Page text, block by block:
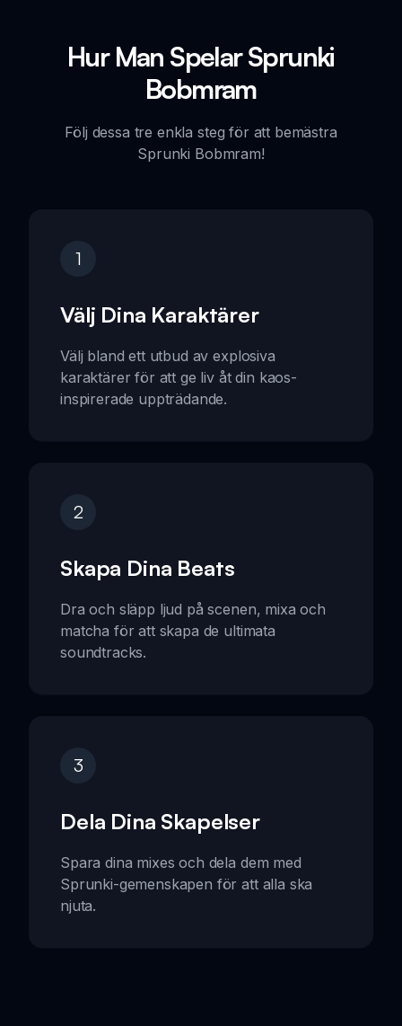
Hur Man Spelar Sprunki
Bobmram
Följ dessa tre enkla steg för att bemästra
Sprunki Bobmram!
1
Välj Dina Karaktärer
Välj bland ett utbud av explosiva
karaktärer för att ge liv åt din kaos-
inspirerade uppträdande.
2
Skapa Dina Beats
Dra och släpp ljud på scenen, mixa och
matcha för att skapa de ultimata
soundtracks.
3
Dela Dina Skapelser
Spara dina mixes och dela dem med
Sprunki-gemenskapen för att alla ska
njuta.